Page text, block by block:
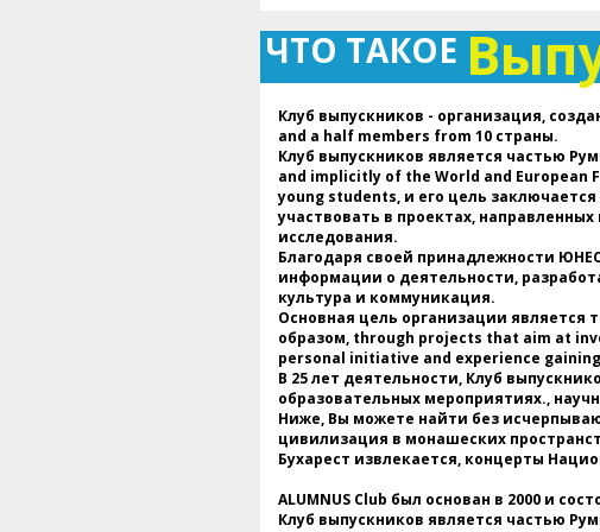
ЧТО ТАКОЕ
Клуб выпускников - организация,
and a half members from 10 страны.
Клуб выпускников является частью
and implicitly of the World and European
young students, и его цель
участвовать в проектах,
исследования.
Благодаря своей принадлежности
информации о деятельности,
культура и коммуникация.
Основная цель организации является
образом, through projects that aim at
personal initiative and experience
В 25 лет деятельности, Клуб
образовательных мероприятиях.,
Ниже, Вы можете найти без
цивилизация в монашеских
Бухарест извлекается, концерты
ALUMNUS Club был основан в 2000 и
Клуб выпускников является частью